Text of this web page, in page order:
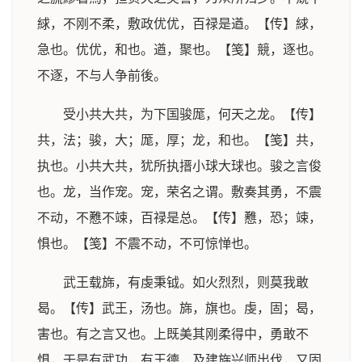
絿，不刚不柔，敷政优优，百禄是遒。【传】絿，
急也。优优，和也。遒，聚也。【笺】競，逐也。
不逐，不与人争前後。
受小共大共，为下国骏厖，何天之龙。【传】
共，法；骏，大；厖，厚；龙，和也。【笺】共，
执也。小共大共，犹所执搢小球大球也。骏之言俊
也。龙，当作宠。宠，荣名之谓。敷奏其勇，不震
不动，不戁不竦，百禄是总。【传】戁，恐；竦，
惧也。【笺】不震不动，不可惊惮也。
武王载旆，有虔秉钺。如火烈烈，则莫我敢
曷。【传】武王，汤也。旆，旗也。虔，固；曷，
害也。有之言又也。上既美其刚柔得中，勇敢不